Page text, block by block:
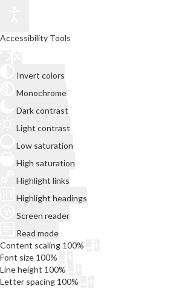
Accessibility Tools
Invert colors
Monochrome
Dark contrast
Light contrast
Low saturation
High saturation
Highlight links
Highlight headings
Screen reader
Read mode
Content scaling 100%
Font size 100%
Line height 100%
Letter spacing 100%